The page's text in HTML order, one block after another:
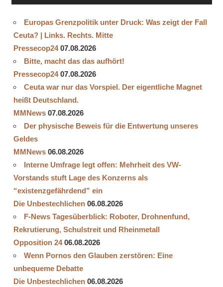
Europas Grenzpolitik unter Druck: Was zeigt der Fall
Ceuta? | Links. Rechts. Mitte
Pressecop24 07.08.2026
Bitte, macht das das aufhört!
Pressecop24 07.08.2026
Ceuta war nur das Vorspiel. Der eigentliche Magnet
heißt Deutschland.
MMNews 07.08.2026
Der physische Beweis für die Entwertung unseres
Geldes
MMNews 06.08.2026
Interne Umfrage legt offen: Mehrheit des VW-
Vorstands stuft Lage des Konzerns als
“existenzgefährdend” ein
Die Unbestechlichen 06.08.2026
F-News Tagesüberblick: Roboter, Drohnenfund,
Rekrutierung, Schulstreit und Rheinmetall
Opposition 24 06.08.2026
Wenn Pornos den Glauben zerstören: Eine
unbequeme Debatte
Die Unbestechlichen 06.08.2026